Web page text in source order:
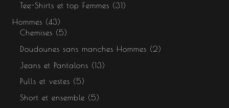
Tee-Shirts et top Femmes
31
Hommes
43
Chemises
5
Doudounes sans manches Hommes
2
Jeans et Pantalons
13
Pulls et vestes
5
Short et ensemble
5